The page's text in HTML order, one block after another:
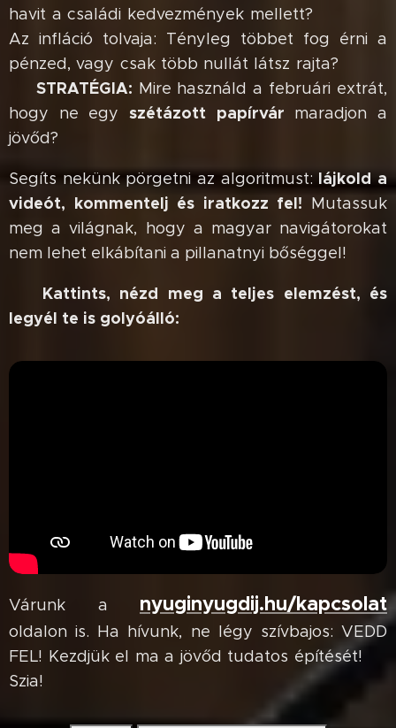
havit a családi kedvezmények mellett? 🏗️⚖️ ✅
Az infláció tolvaja: Tényleg többet fog érni a
pénzed, vagy csak több nullát látsz rajta? 🕵️‍♂️🔥
STRATÉGIA: Mire használd a februári extrát,
hogy ne egy szétázott papírvár maradjon a
jövőd? 🛡️🏗️
Segíts nekünk pörgetni az algoritmust: lájkold a
videót, kommentelj és iratkozz fel! Mutassuk
meg a világnak, hogy a magyar navigátorokat
nem lehet elkábítani a pillanatnyi bőséggel! 🎢
Kattints, nézd meg a teljes elemzést, és
legyél te is golyóálló:
Várunk a nyuginyugdij.hu/kapcsolat
oldalon is. Ha hívunk, ne légy szívbajos: VEDD
FEL! Kezdjük el ma a jövőd tudatos építését! 😉
Szia!